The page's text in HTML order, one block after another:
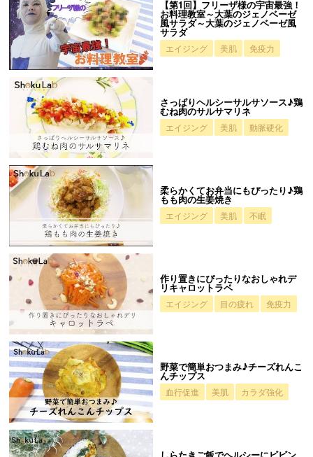
【第1回】フリーザ様の宇宙最強！
お料理教室～大葉のジェノベーゼ
風サラダ～大葉のジェノベーゼ風
サラダ
エイジング 美肌 免疫力
さっぱりヘルシーサルサソース♪鶏
むね肉のサルサマリネ
エイジング 美肌 動脈硬化
柔らかくてお弁当にもぴったり♪鶏
もも肉の生姜焼き
エイジング 美肌 不眠
作り置きにぴったりなおしゃれデ
リキャロットラペ
エイジング 目の疲れ 免疫力
野菜で簡単おつまみ♪チーズれんこ
んチップス
血行促進 美肌 カラダ強化